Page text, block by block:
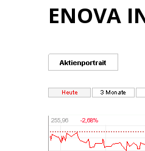
ENOVA